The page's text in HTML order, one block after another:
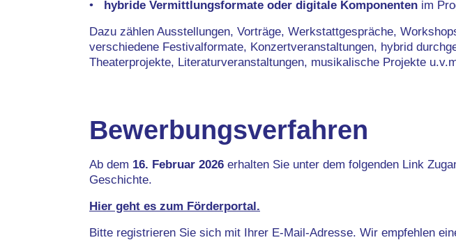
hybride Vermittlungsformate oder digitale Komponenten im
Dazu zählen Ausstellungen, Vorträge, Werkstattgespräche,
verschiedene Festivalformate, Konzertveranstaltungen, hybrid
Theaterprojekte, Literaturveranstaltungen, musikalische Projekte
Bewerbungsverfahren
Ab dem 16. Februar 2026 erhalten Sie unter dem folgenden Link
Geschichte.
Hier geht es zum Förderportal.
Bitte registrieren Sie sich mit Ihrer E-Mail-Adresse. Wir empfehlen